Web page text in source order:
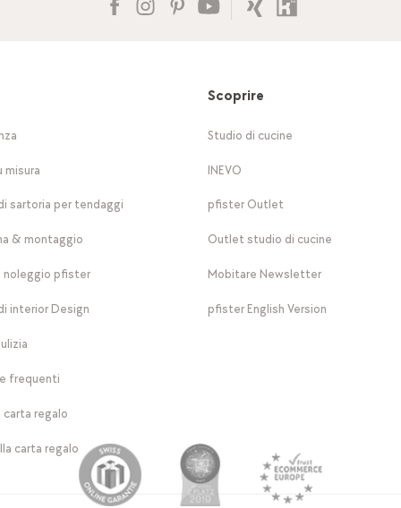
misura
sartoria per tendaggi
& montaggio
noleggio pfister
interior Design
frequenti
regalo
carta regalo
Scoprire
Studio di cucine
INEVO
pfister Outlet
Outlet studio di cucine
Mobitare Newsletter
pfister English Version